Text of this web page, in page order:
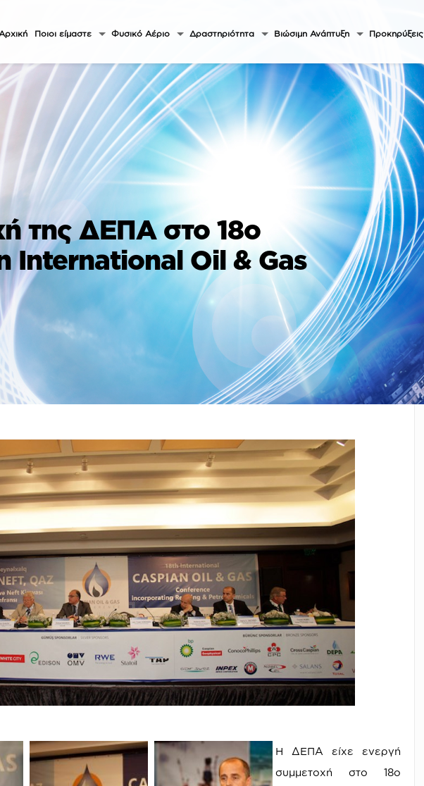
Αρχική Ποιοι είμαστε Φυσικό Αέριο Δραστηριότητα Βιώσιμη Ανάπτυξη Προκηρύξεις
της ΔΕΠΑ στο 18ο
International Oil & Gas
Η ΔΕΠΑ είχε ενεργή
συμμετοχή στo 18ο